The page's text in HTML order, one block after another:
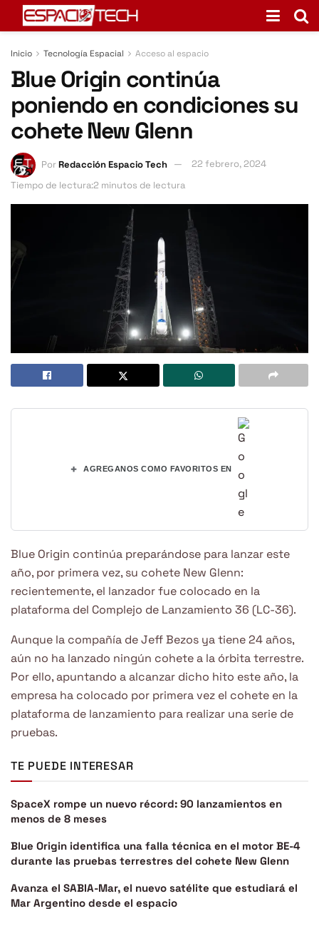
Inicio Tecnología Espacial Acceso al espacio
Blue Origin continúa
poniendo en condiciones su
cohete New Glenn
PorRedacción Espacio Tech
22 febrero, 2024
Tiempo de lectura:2 minutos de lectura
+ AGREGANOS COMO FAVORITOS EN
Blue Origin continúa preparándose para lanzar este
año, por primera vez, su cohete New Glenn:
recientemente, el lanzador fue colocado en la
plataforma del Complejo de Lanzamiento 36 (LC-36).
Aunque la compañía de Jeff Bezos ya tiene 24 años,
aún no ha lanzado ningún cohete a la órbita terrestre.
Por ello, apuntando a alcanzar dicho hito este año, la
empresa ha colocado por primera vez el cohete en la
plataforma de lanzamiento para realizar una serie de
pruebas.
TE PUEDE INTERESAR
SpaceX rompe un nuevo récord: 90 lanzamientos en
menos de 8 meses
Blue Origin identifica una falla técnica en el motor BE-4
durante las pruebas terrestres del cohete New Glenn
Avanza el SABIA-Mar, el nuevo satélite que estudiará el
Mar Argentino desde el espacio